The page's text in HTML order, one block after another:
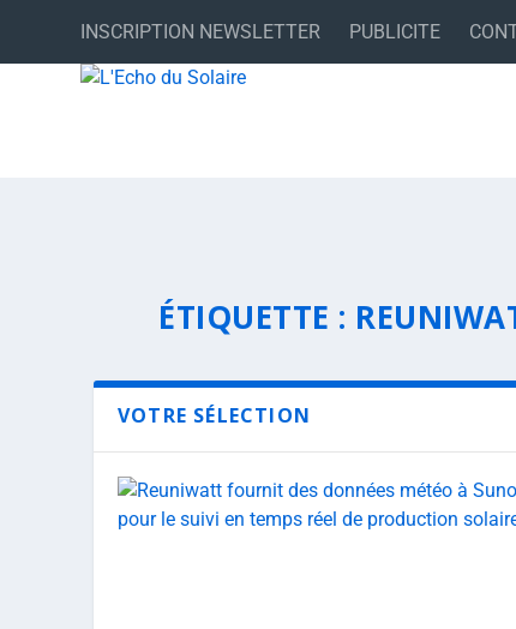
INSCRIPTION NEWSLETTER PUBLICITE
ÉTIQUETTE :
VOTRE SÉLECTION